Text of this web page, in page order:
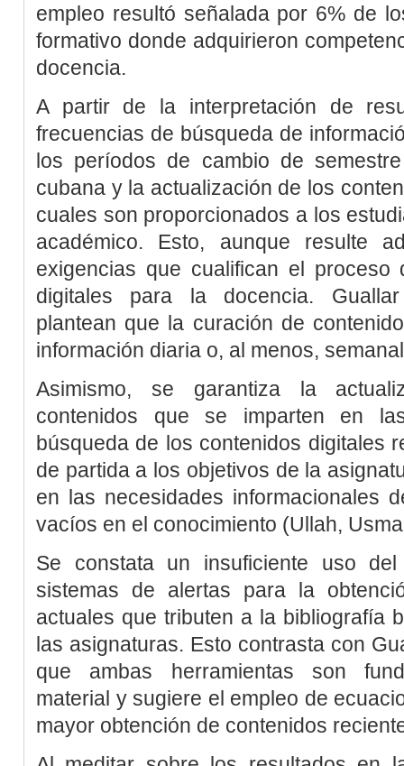
empleo resultó señalada por 6% de
formativo donde adquirieron
docencia.
A partir de la interpretación de
frecuencias de búsqueda de
los períodos de cambio de
cubana y la actualización de los
cuales son proporcionados a los
académico. Esto, aunque resulte
exigencias que cualifican el proceso
digitales para la docencia.
plantean que la curación de
información diaria o, al menos,
Asimismo, se garantiza la
contenidos que se imparten en
búsqueda de los contenidos digitales
de partida a los objetivos de la
en las necesidades informacionales
vacíos en el conocimiento (Ullah,
Se constata un insuficiente uso
sistemas de alertas para la
actuales que tributen a la bibliografía
las asignaturas. Esto contrasta con
que ambas herramientas son
material y sugiere el empleo de
mayor obtención de contenidos